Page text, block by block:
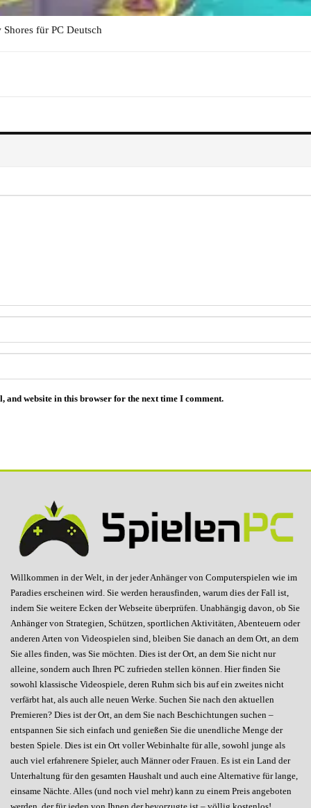
für PC Deutsch
and website in this browser for the next time I comment.
Willkommen in der Welt, in der jeder Anhänger von Computerspielen wie im
Paradies erscheinen wird. Sie werden herausfinden, warum dies der Fall ist,
indem Sie weitere Ecken der Webseite überprüfen. Unabhängig davon, ob Sie
Anhänger von Strategien, Schützen, sportlichen Aktivitäten, Abenteuern oder
anderen Arten von Videospielen sind, bleiben Sie danach an dem Ort, an dem
Sie alles finden, was Sie möchten. Dies ist der Ort, an dem Sie nicht nur
alleine, sondern auch Ihren PC zufrieden stellen können. Hier finden Sie
sowohl klassische Videospiele, deren Ruhm sich bis auf ein zweites nicht
verfärbt hat, als auch alle neuen Werke. Suchen Sie nach den aktuellen
Premieren? Dies ist der Ort, an dem Sie nach Beschichtungen suchen –
entspannen Sie sich einfach und genießen Sie die unendliche Menge der
besten Spiele. Dies ist ein Ort voller Webinhalte für alle, sowohl junge als
auch viel erfahrenere Spieler, auch Männer oder Frauen. Es ist ein Land der
Unterhaltung für den gesamten Haushalt und auch eine Alternative für lange,
einsame Nächte. Alles (und noch viel mehr) kann zu einem Preis angeboten